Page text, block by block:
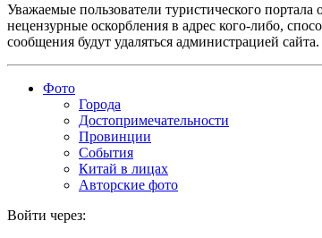
Уважаемые пользователи туристического
нецензурные оскорбления в адрес кого-либо,
сообщения будут удаляться администрацией
Фото
Города
Достопримечательности
Провинции
События
Китай в лицах
Авторские фото
Войти через: